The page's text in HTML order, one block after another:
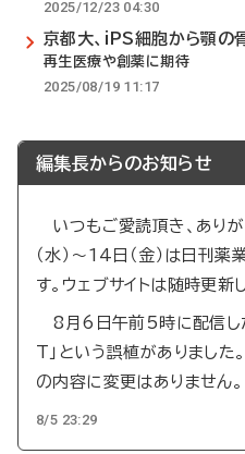
2025/12/23 04:30
京都大、iPS細胞から顎の
再生医療や創薬に期待
2025/08/19 11:17
編集長からのお知らせ
いつもご愛読頂き、あり
（水）～14日（金）は日刊
す。ウェブサイトは随時更新
8月6日午前5時に配信し
T」という誤植がありました
の内容に変更はありません。
8/5 23:29